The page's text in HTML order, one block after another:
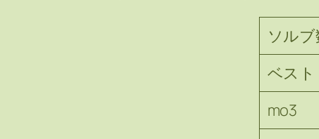
ソル
ベスト
mo3